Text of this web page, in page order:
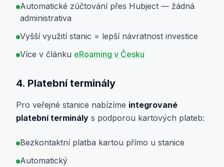
Automatické zúčtování přes Hubject — žádná
administrativa
Vyšší využití stanic = lepší návratnost investice
Více v článku eRoaming v Česku
4. Platební terminály
Pro veřejné stanice nabízíme integrované
platební terminály s podporou kartových plateb:
Bezkontaktní platba kartou přímo u stanice
Automatický